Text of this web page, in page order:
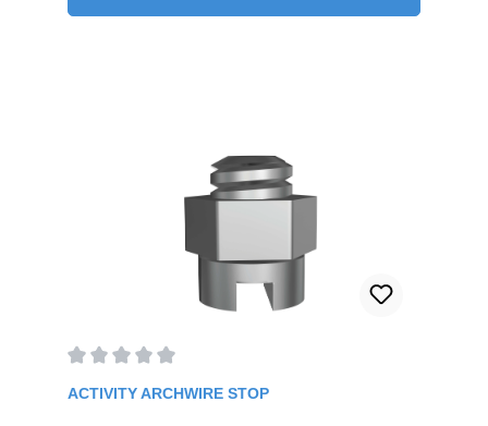
ACTIVITY ARCHWIRE STOP